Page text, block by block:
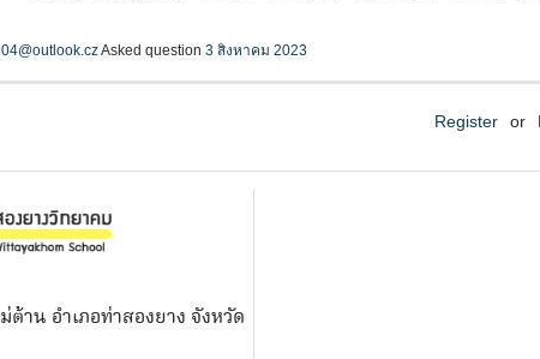
Asked question 3 สิงหาคม 2023
Register or
าน อำเภอท่าสองยาง จังหวัด